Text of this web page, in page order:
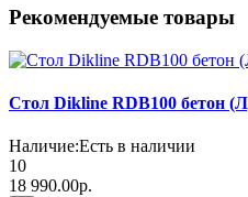
Рекомендуемые товары
Стол Dikline RDB100 бетон
Наличие:Есть в наличии
10
18 990.00р.